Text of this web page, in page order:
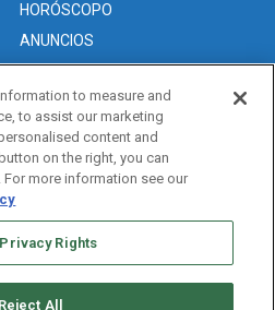
HORÓSCOPO
ANUNCIOS
to measure and
to assist our marketing
content and
on the right, you can
more information see our
Rights
Reject All